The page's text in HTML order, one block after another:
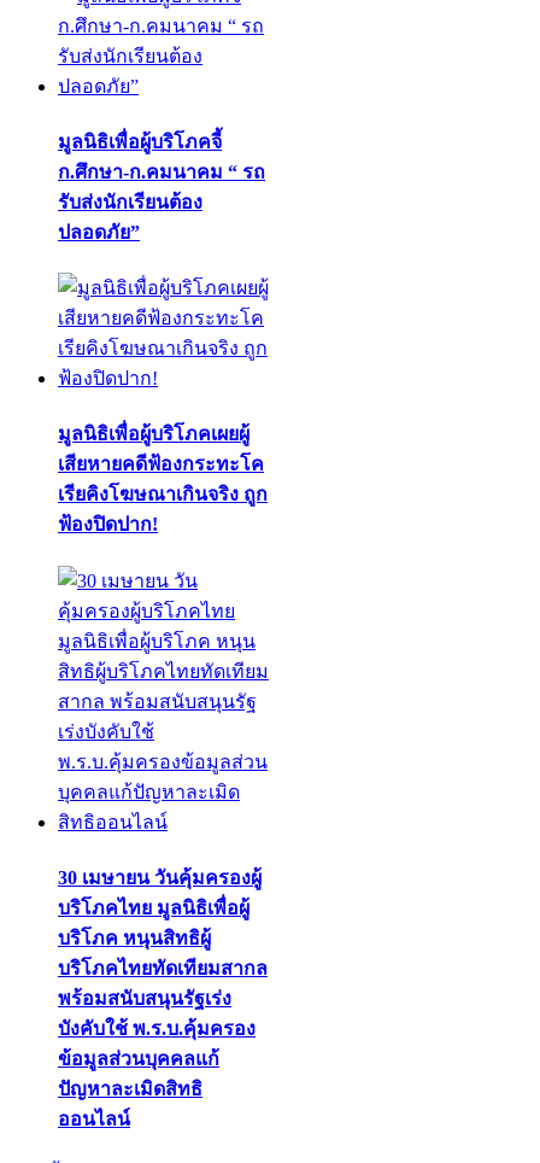
มูลนิธิเพื่อผู้บริโภคจี้
ก.ศึกษา-ก.คมนาคม “ รถ
รับส่งนักเรียนต้อง
ปลอดภัย”
มูลนิธิเพื่อผู้บริโภคเผยผู้
เสียหายคดีฟ้องกระทะโค
เรียคิงโฆษณาเกินจริง ถูก
ฟ้องปิดปาก!
30 เมษายน วันคุ้มครองผู้
บริโภคไทย มูลนิธิเพื่อผู้
บริโภค หนุนสิทธิผู้
บริโภคไทยทัดเทียมสากล
พร้อมสนับสนุนรัฐเร่ง
บังคับใช้ พ.ร.บ.คุ้มครอง
ข้อมูลส่วนบุคคลแก้
ปัญหาละเมิดสิทธิ
ออนไลน์